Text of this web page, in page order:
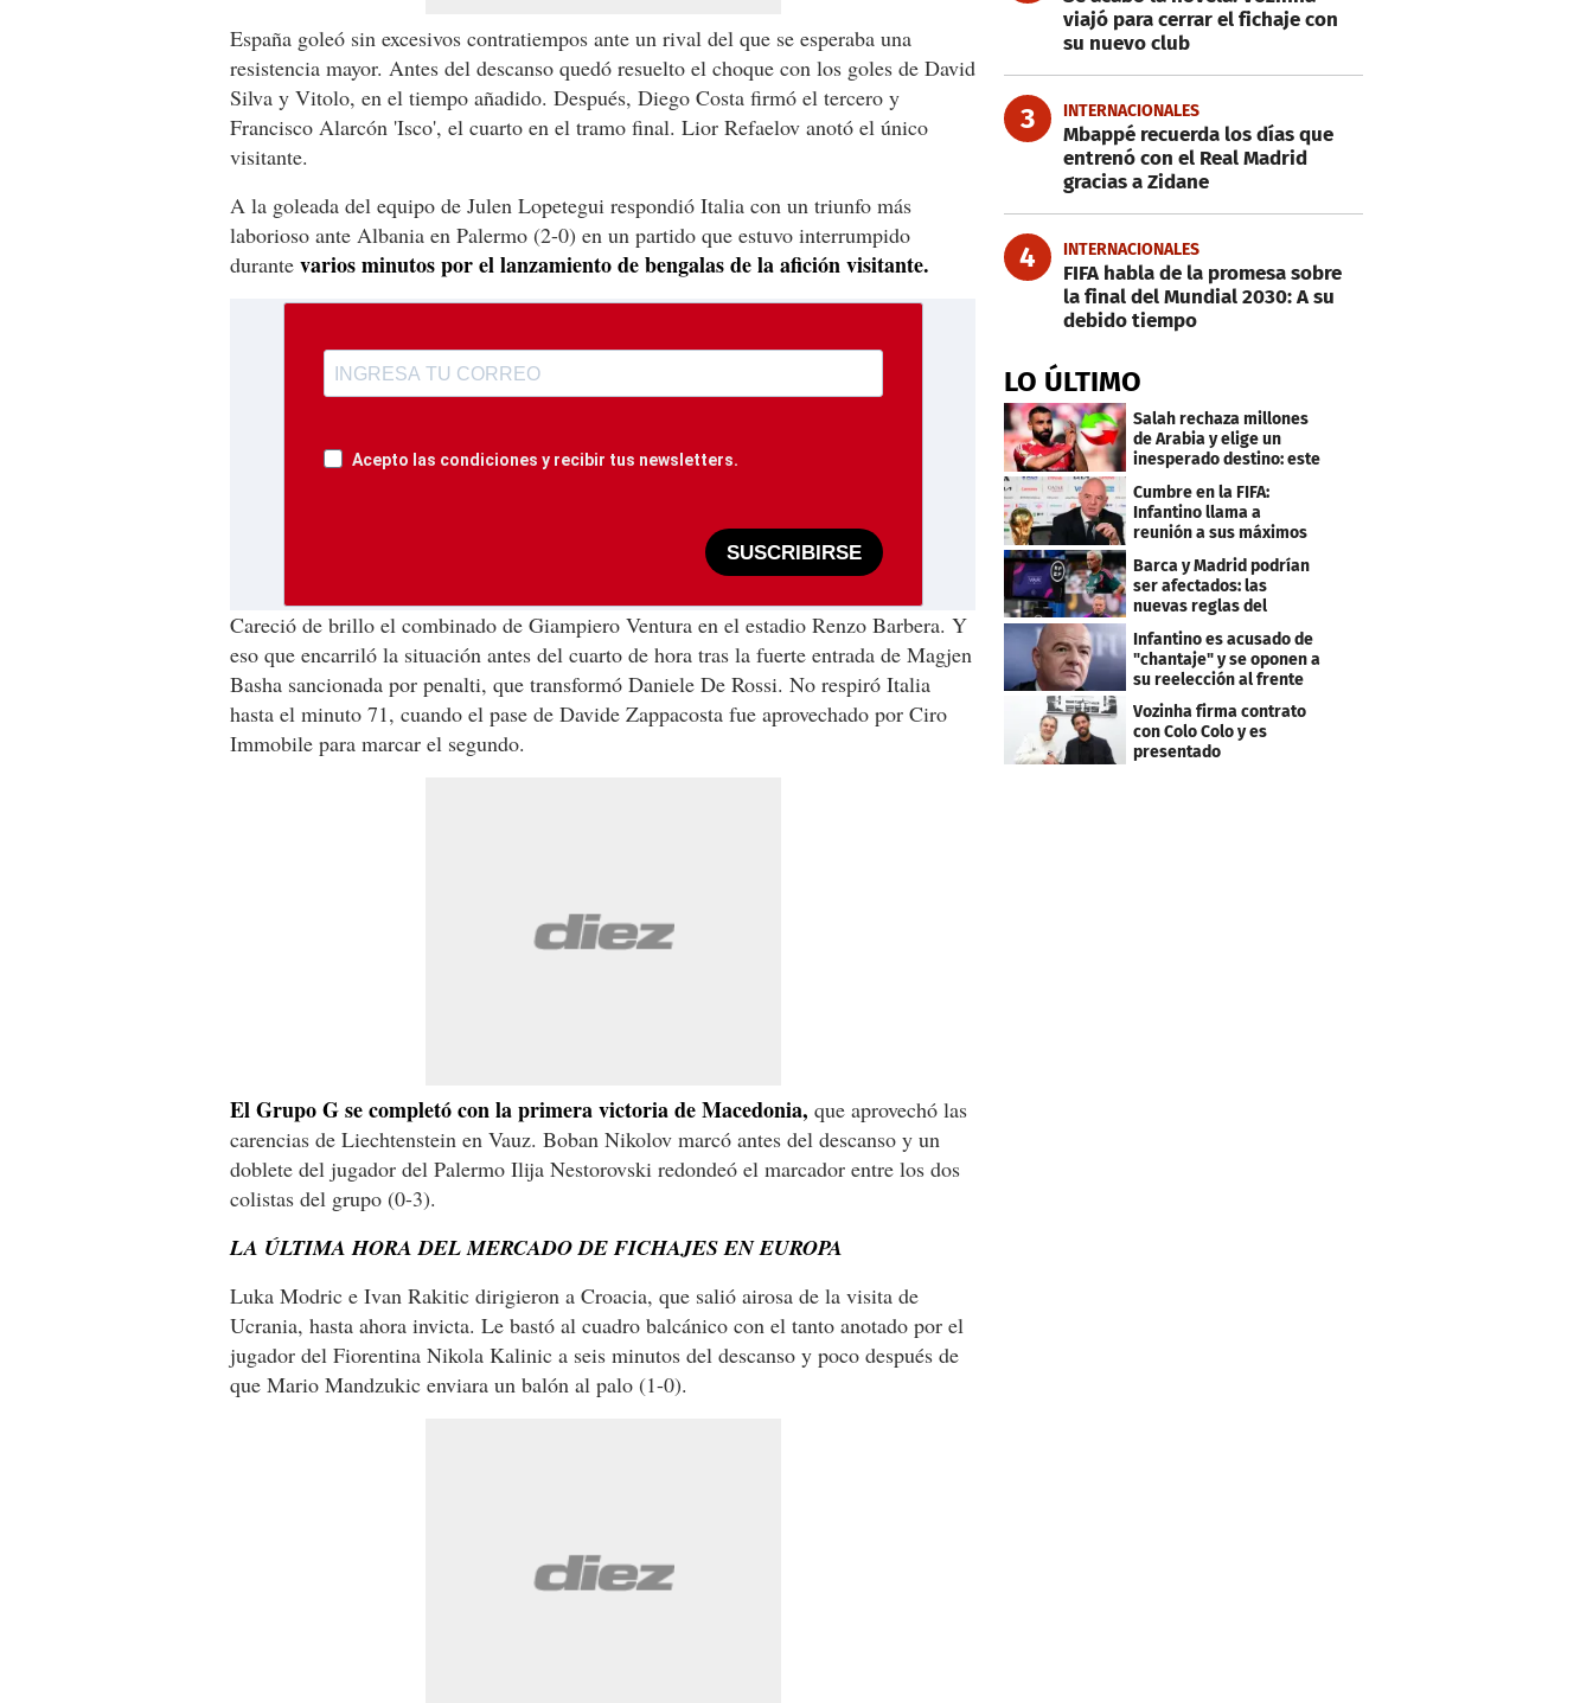
España goleó sin excesivos contratiempos ante un rival del que se esperaba una
resistencia mayor. Antes del descanso quedó resuelto el choque con los goles de David
Silva y Vitolo, en el tiempo añadido. Después, Diego Costa firmó el tercero y
Francisco Alarcón 'Isco', el cuarto en el tramo final. Lior Refaelov anotó el único
visitante.
A la goleada del equipo de Julen Lopetegui respondió Italia con un triunfo más
laborioso ante Albania en Palermo (2-0) en un partido que estuvo interrumpido
durante varios minutos por el lanzamiento de bengalas de la afición visitante.
Acepto las condiciones y recibir tus newsletters.
SUSCRIBIRSE
Careció de brillo el combinado de Giampiero Ventura en el estadio Renzo Barbera. Y
eso que encarriló la situación antes del cuarto de hora tras la fuerte entrada de Magjen
Basha sancionada por penalti, que transformó Daniele De Rossi. No respiró Italia
hasta el minuto 71, cuando el pase de Davide Zappacosta fue aprovechado por Ciro
Immobile para marcar el segundo.
El Grupo G se completó con la primera victoria de Macedonia, que aprovechó las
carencias de Liechtenstein en Vauz. Boban Nikolov marcó antes del descanso y un
doblete del jugador del Palermo Ilija Nestorovski redondeó el marcador entre los dos
colistas del grupo (0-3).
LA ÚLTIMA HORA DEL MERCADO DE FICHAJES EN EUROPA
Luka Modric e Ivan Rakitic dirigieron a Croacia, que salió airosa de la visita de
Ucrania, hasta ahora invicta. Le bastó al cuadro balcánico con el tanto anotado por el
jugador del Fiorentina Nikola Kalinic a seis minutos del descanso y poco después de
que Mario Mandzukic enviara un balón al palo (1-0).
viajó para cerrar el fichaje con
su nuevo club
3 INTERNACIONALES
Mbappé recuerda los días que
entrenó con el Real Madrid
gracias a Zidane
4 INTERNACIONALES
FIFA habla de la promesa sobre
la final del Mundial 2030: A su
debido tiempo
LO ÚLTIMO
Salah rechaza millones
de Arabia y elige un
inesperado destino: este
será su club
Cumbre en la FIFA:
Infantino llama a
reunión a sus máximos
Barca y Madrid podrían
ser afectados: las
nuevas reglas del
arbitraje en LaLiga
Infantino es acusado de
"chantaje" y se oponen a
su reelección al frente
de la FIFA
Vozinha firma contrato
con Colo Colo y es
presentado